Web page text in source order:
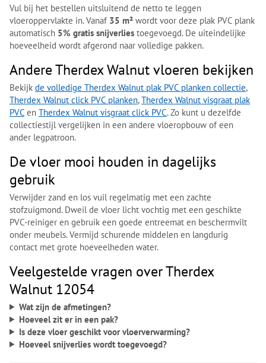
Vul bij het bestellen uitsluitend de netto te leggen
vloeroppervlakte in. Vanaf 35 m² wordt voor deze plak PVC plank
automatisch 5% gratis snijverlies toegevoegd. De uiteindelijke
hoeveelheid wordt afgerond naar volledige pakken.
Andere Therdex Walnut vloeren bekijken
Bekijk de volledige Therdex Walnut plak PVC planken collectie,
Therdex Walnut click PVC planken,Therdex Walnut visgraat plak
PVC en Therdex Walnut visgraat click PVC. Zo kunt u dezelfde
collectiestijl vergelijken in een andere vloeropbouw of een
ander legpatroon.
De vloer mooi houden in dagelijks
gebruik
Verwijder zand en los vuil regelmatig met een zachte
stofzuigmond. Dweil de vloer licht vochtig met een geschikte
PVC-reiniger en gebruik een goede entreemat en beschermvilt
onder meubels. Vermijd schurende middelen en langdurig
contact met grote hoeveelheden water.
Veelgestelde vragen over Therdex
Walnut 12054
Wat zijn de afmetingen?
Hoeveel zit er in een pak?
Is deze vloer geschikt voor vloerverwarming?
Hoeveel snijverlies wordt toegevoegd?